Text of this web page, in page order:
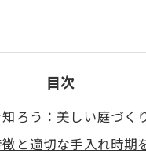
目次
ろう：美しい庭づく
と適切な手入れ時期